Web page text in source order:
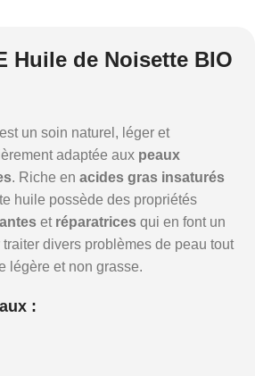
Huile de Noisette BIO
est un soin naturel, léger et
adaptée aux peaux
. Riche en acides gras insaturés
huile possède des propriétés
et réparatrices qui en font un
divers problèmes de peau tout
légère et non grasse.
: